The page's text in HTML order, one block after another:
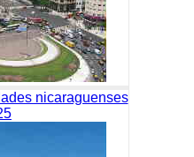
nicaraguenses